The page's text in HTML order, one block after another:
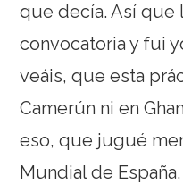
que decía. Así que
convocatoria y fui
veáis, que esta
Camerún ni en
eso, que jugué
Mundial de